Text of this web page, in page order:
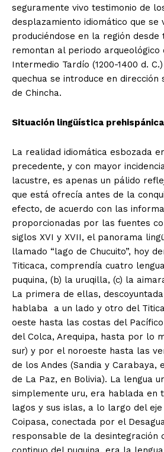
seguramente vivo testimonio de
desplazamiento idiomático que se
produciéndose en la región desde
remontan al periodo arqueológico
Intermedio Tardío (1200-1400 d.
quechua se introduce en
de Chincha.
Situación lingüística prehispánica
La realidad idiomática esbozada
precedente, y con mayor
lacustre, es apenas un pálido
que está ofrecía antes de la
efecto, de acuerdo con las
proporcionadas por las fuentes
siglos XVI y XVII, el panorama
llamado “lago de Chucuito”, hoy
Titicaca, comprendía cuatro
puquina, (b) la uruqilla, (c) la
La primera de ellas,
hablaba a un lado y otro del
oeste hasta las costas del
del Colca, Arequipa, hasta por lo
sur) y por el noroeste hasta las
de los Andes (Sandia y Carabaya,
de La Paz, en Bolivia). La lengua
simplemente uru, era hablada en
lagos y sus islas, a lo largo del
Coipasa, conectada por el
responsable de la